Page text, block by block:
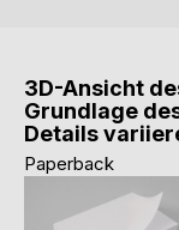
3D-Ansicht
Grundlage
Details
Paperback